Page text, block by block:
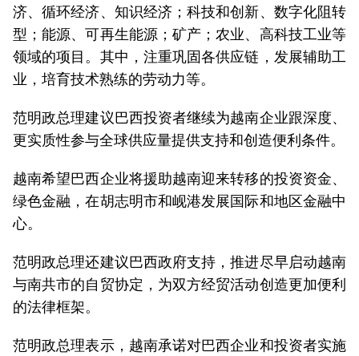
济、循环经济、知识经济；科技和创新、数字化阻转
型；能源、可再生能源；矿产；农业、高科技工业等
领域的项目。其中，注重巩固各供应链，发展辅助工
业，培育技术熟练的劳动力等。
范明政总理建议巴西投资者继续为越南企业跟深度、
更实质性参与全球供应量提供支持和创造便利条件。
越南希望巴西企业将援助越南迎来转移的投资资金、
绿色金融，在胡志明市和岘港发展国际和地区金融中
心。
范明政总理还建议巴西政府支持，推进尽早启动越南
与南共市的自贸协定，为双方经贸活动创造更加便利
的法律框架。
范明政总理表示，越南承诺对巴西企业和投资者实施